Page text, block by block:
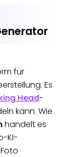
für
Es
Head-
kann. Wie
handelt es
KI-